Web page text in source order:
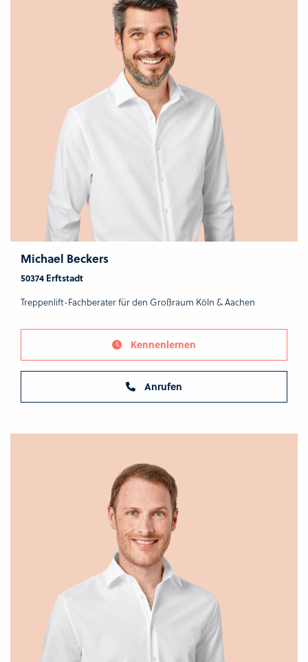
Michael Beckers
50374 Erftstadt
Treppenlift-Fachberater für den Großraum Köln & Aachen
Kennenlernen
Anrufen